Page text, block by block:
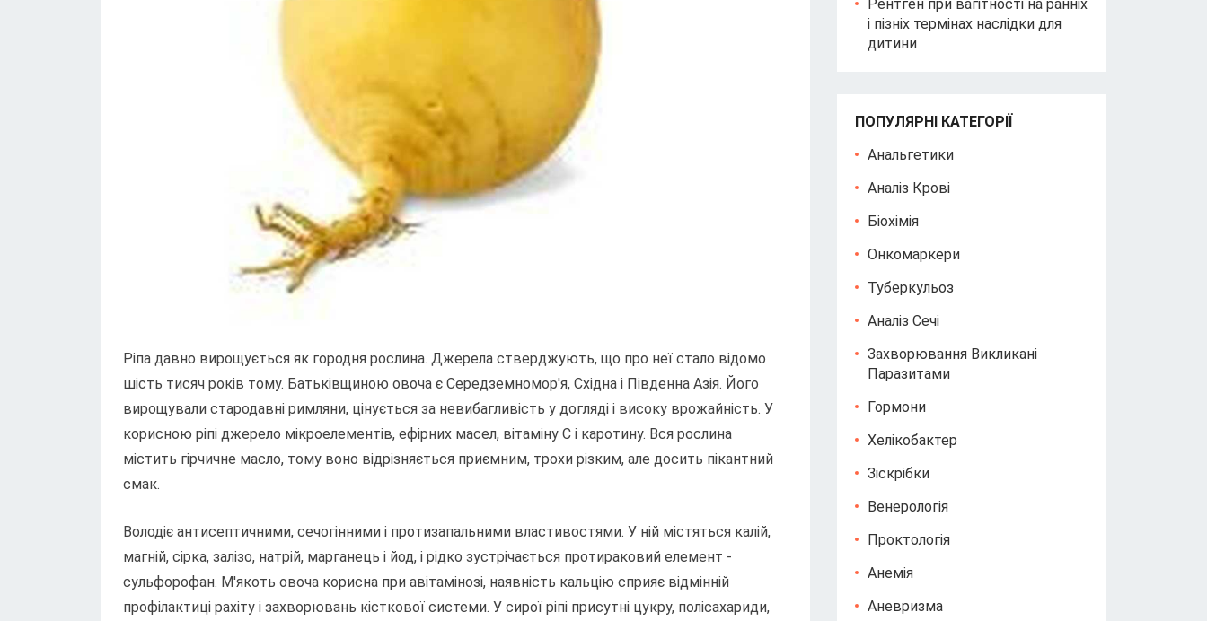
Ріпа давно вирощується як городня рослина. Джерела стверджують, що про неї стало відомо
шість тисяч років тому. Батьківщиною овоча є Середземномор'я, Східна і Південна Азія. Його
вирощували стародавні римляни, цінується за невибагливість у догляді і високу врожайність. У
корисною ріпі джерело мікроелементів, ефірних масел, вітаміну С і каротину. Вся рослина
містить гірчичне масло, тому воно відрізняється приємним, трохи різким, але досить пікантний
смак.
Володіє антисептичними, сечогінними і протизапальними властивостями. У ній містяться калій,
магній, сірка, залізо, натрій, марганець і йод, і рідко зустрічається протираковий елемент -
сульфорофан. М'якоть овоча корисна при авітамінозі, наявність кальцію сприяє відмінній
профілактиці рахіту і захворювань кісткової системи. У сирої ріпі присутні цукру, полісахариди,
Рентген при вагітності на ранніх
і пізніх термінах наслідки для
дитини
ПОПУЛЯРНІ КАТЕГОРІЇ
Анальгетики
Аналіз Крові
Біохімія
Онкомаркери
Туберкульоз
Аналіз Сечі
Захворювання Викликані
Паразитами
Гормони
Хелікобактер
Зіскрібки
Венерологія
Проктологія
Анемія
Аневризма